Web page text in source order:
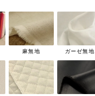
麻無地 ガーゼ無地